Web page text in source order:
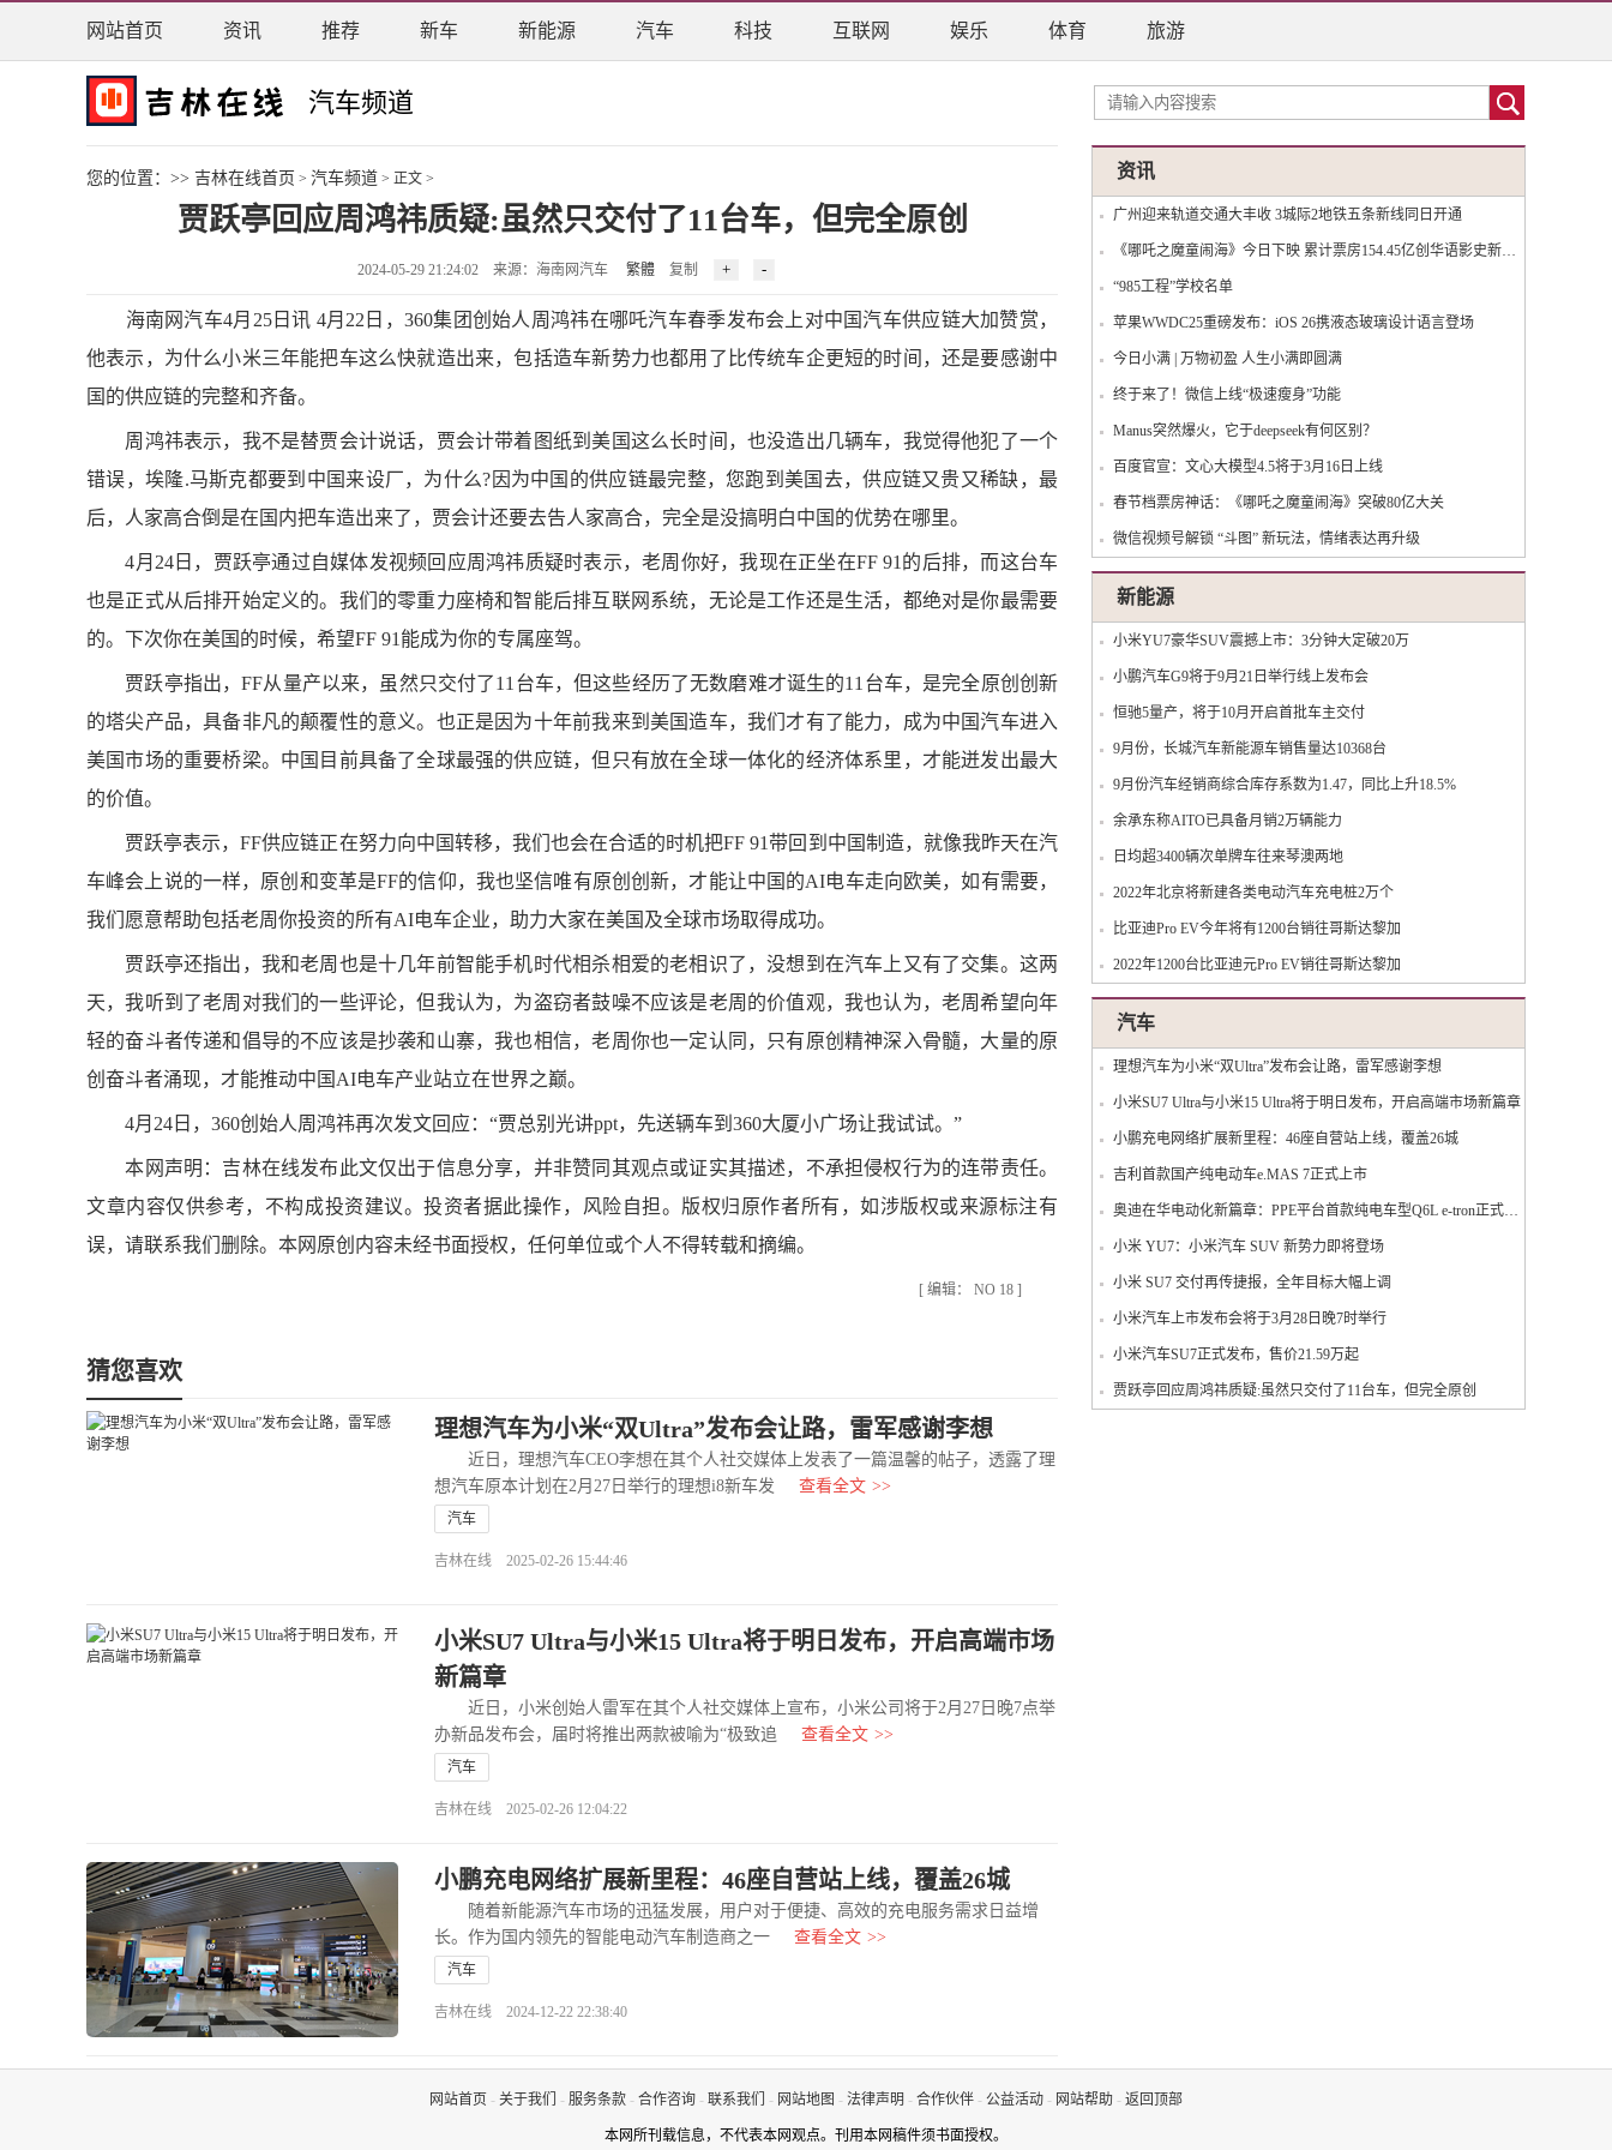
网站首页 资讯 推荐 新车 新能源 汽车 科技 互联网 娱乐 体育 旅游
汽车频道
您的位置：>> 吉林在线首页 > 汽车频道 > 正文 >
贾跃亭回应周鸿祎质疑:虽然只交付了11台车，但完全原创
2024-05-29 21:24:02 来源：海南网汽车 繁體 复制
海南网汽车4月25日讯 4月22日，360集团创始人周鸿祎在哪吒汽车春季发布会上对中国汽车供应链大加赞赏，
他表示，为什么小米三年能把车这么快就造出来，包括造车新势力也都用了比传统车企更短的时间，还是要感谢中
国的供应链的完整和齐备。
周鸿祎表示，我不是替贾会计说话，贾会计带着图纸到美国这么长时间，也没造出几辆车，我觉得他犯了一个
错误，埃隆.马斯克都要到中国来设厂，为什么?因为中国的供应链最完整，您跑到美国去，供应链又贵又稀缺，最
后，人家高合倒是在国内把车造出来了，贾会计还要去告人家高合，完全是没搞明白中国的优势在哪里。
4月24日，贾跃亭通过自媒体发视频回应周鸿祎质疑时表示，老周你好，我现在正坐在FF 91的后排，而这台车
也是正式从后排开始定义的。我们的零重力座椅和智能后排互联网系统，无论是工作还是生活，都绝对是你最需要
的。下次你在美国的时候，希望FF 91能成为你的专属座驾。
贾跃亭指出，FF从量产以来，虽然只交付了11台车，但这些经历了无数磨难才诞生的11台车，是完全原创创新
的塔尖产品，具备非凡的颠覆性的意义。也正是因为十年前我来到美国造车，我们才有了能力，成为中国汽车进入
美国市场的重要桥梁。中国目前具备了全球最强的供应链，但只有放在全球一体化的经济体系里，才能迸发出最大
的价值。
贾跃亭表示，FF供应链正在努力向中国转移，我们也会在合适的时机把FF 91带回到中国制造，就像我昨天在汽
车峰会上说的一样，原创和变革是FF的信仰，我也坚信唯有原创创新，才能让中国的AI电车走向欧美，如有需要，
我们愿意帮助包括老周你投资的所有AI电车企业，助力大家在美国及全球市场取得成功。
贾跃亭还指出，我和老周也是十几年前智能手机时代相杀相爱的老相识了，没想到在汽车上又有了交集。这两
天，我听到了老周对我们的一些评论，但我认为，为盗窃者鼓噪不应该是老周的价值观，我也认为，老周希望向年
轻的奋斗者传递和倡导的不应该是抄袭和山寨，我也相信，老周你也一定认同，只有原创精神深入骨髓，大量的原
创奋斗者涌现，才能推动中国AI电车产业站立在世界之巅。
4月24日，360创始人周鸿祎再次发文回应：“贾总别光讲ppt，先送辆车到360大厦小广场让我试试。”
本网声明：吉林在线发布此文仅出于信息分享，并非赞同其观点或证实其描述，不承担侵权行为的连带责任。
文章内容仅供参考，不构成投资建议。投资者据此操作，风险自担。版权归原作者所有，如涉版权或来源标注有
误，请联系我们删除。本网原创内容未经书面授权，任何单位或个人不得转载和摘编。
[ 编辑： NO 18 ]
猜您喜欢
理想汽车为小米“双Ultra”发布会让路，雷军感谢李想
近日，理想汽车CEO李想在其个人社交媒体上发表了一篇温馨的帖子，透露了理
想汽车原本计划在2月27日举行的理想i8新车发
查看全文 >>
汽车
吉林在线 2025-02-26 15:44:46
小米SU7 Ultra与小米15 Ultra将于明日发布，开启高端市场
新篇章
近日，小米创始人雷军在其个人社交媒体上宣布，小米公司将于2月27日晚7点举
办新品发布会，届时将推出两款被喻为“极致追
查看全文 >>
汽车
吉林在线 2025-02-26 12:04:22
小鹏充电网络扩展新里程：46座自营站上线，覆盖26城
随着新能源汽车市场的迅猛发展，用户对于便捷、高效的充电服务需求日益增
长。作为国内领先的智能电动汽车制造商之一
查看全文 >>
汽车
吉林在线 2024-12-22 22:38:40
资讯
广州迎来轨道交通大丰收 3城际2地铁五条新线同日开通
《哪吒之魔童闹海》今日下映 累计票房154.45亿创华语影史新纪录
“985工程”学校名单
苹果WWDC25重磅发布：iOS 26携液态玻璃设计语言登场
今日小满 | 万物初盈 人生小满即圆满
终于来了！微信上线“极速瘦身”功能
Manus突然爆火，它于deepseek有何区别？
百度官宣：文心大模型4.5将于3月16日上线
春节档票房神话：《哪吒之魔童闹海》突破80亿大关
微信视频号解锁 “斗图” 新玩法，情绪表达再升级
新能源
小米YU7豪华SUV震撼上市：3分钟大定破20万
小鹏汽车G9将于9月21日举行线上发布会
恒驰5量产，将于10月开启首批车主交付
9月份，长城汽车新能源车销售量达10368台
9月份汽车经销商综合库存系数为1.47，同比上升18.5%
余承东称AITO已具备月销2万辆能力
日均超3400辆次单牌车往来琴澳两地
2022年北京将新建各类电动汽车充电桩2万个
比亚迪Pro EV今年将有1200台销往哥斯达黎加
2022年1200台比亚迪元Pro EV销往哥斯达黎加
汽车
理想汽车为小米“双Ultra”发布会让路，雷军感谢李想
小米SU7 Ultra与小米15 Ultra将于明日发布，开启高端市场新篇章
小鹏充电网络扩展新里程：46座自营站上线，覆盖26城
吉利首款国产纯电动车e.MAS 7正式上市
奥迪在华电动化新篇章：PPE平台首款纯电车型Q6L e-tron正式投产
小米 YU7：小米汽车 SUV 新势力即将登场
小米 SU7 交付再传捷报，全年目标大幅上调
小米汽车上市发布会将于3月28日晚7时举行
小米汽车SU7正式发布，售价21.59万起
贾跃亭回应周鸿祎质疑:虽然只交付了11台车，但完全原创
网站首页 - 关于我们 - 服务条款 - 合作咨询 - 联系我们 - 网站地图 - 法律声明 - 合作伙伴 - 公益活动 - 网站帮助 - 返回顶部
本网所刊载信息，不代表本网观点。刊用本网稿件须书面授权。